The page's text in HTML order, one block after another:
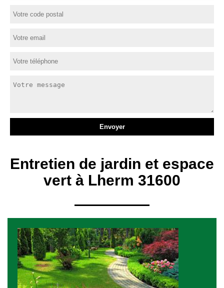
Entretien de jardin et espace
vert à Lherm 31600